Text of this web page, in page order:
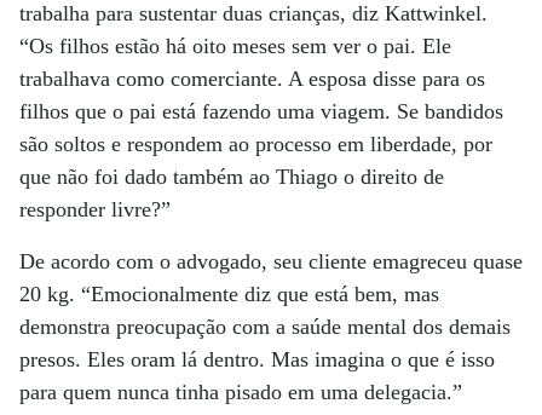
trabalha para sustentar duas crianças, diz Kattwinkel.
“Os filhos estão há oito meses sem ver o pai. Ele
trabalhava como comerciante. A esposa disse para os
filhos que o pai está fazendo uma viagem. Se bandidos
são soltos e respondem ao processo em liberdade, por
que não foi dado também ao Thiago o direito de
responder livre?”
De acordo com o advogado, seu cliente emagreceu quase
20 kg. “Emocionalmente diz que está bem, mas
demonstra preocupação com a saúde mental dos demais
presos. Eles oram lá dentro. Mas imagina o que é isso
para quem nunca tinha pisado em uma delegacia.”